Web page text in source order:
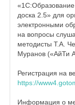
доска 2.5» для
электронными
на вопросы
методисты Т.А.
Муранов («АйТи
Регистрация на
https://
Информация о